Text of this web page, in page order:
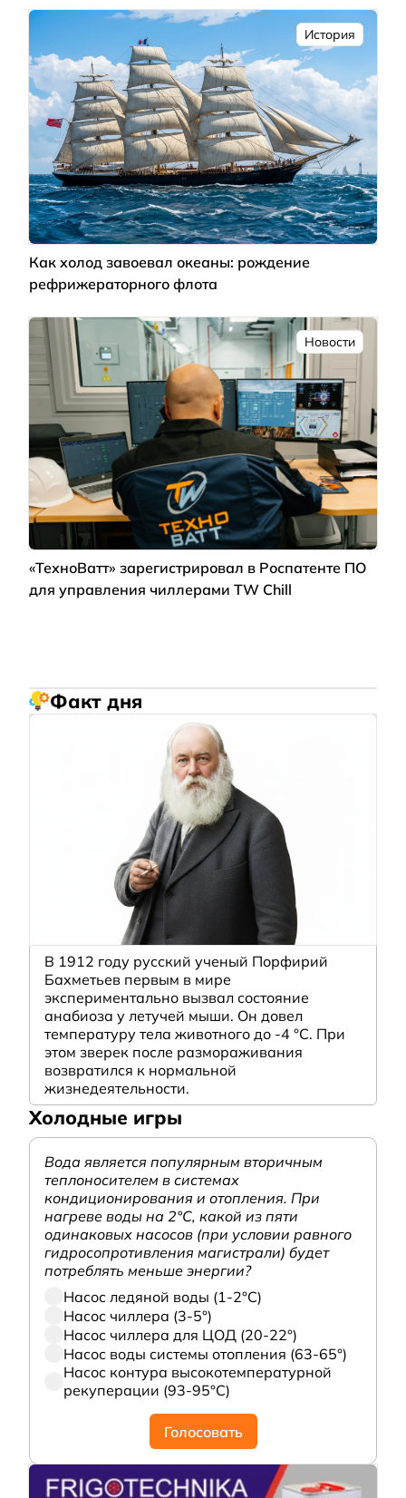
История
Как холод завоевал океаны: рождение
рефрижераторного флота
Новости
«ТехноВатт» зарегистрировал в Роспатенте ПО
для управления чиллерами TW Chill
Факт дня
В 1912 году русский ученый Порфирий
Бахметьев первым в мире
экспериментально вызвал состояние
анабиоза у летучей мыши. Он довел
температуру тела животного до -4 °C. При
этом зверек после размораживания
возвратился к нормальной
жизнедеятельности.
Холодные игры
Вода является популярным вторичным
теплоносителем в системах
кондиционирования и отопления. При
нагреве воды на 2°С, какой из пяти
одинаковых насосов (при условии равного
гидросопротивления магистрали) будет
потреблять меньше энергии?
Насос ледяной воды (1-2°С)
Насос чиллера (3-5°)
Насос чиллера для ЦОД (20-22°)
Насос воды системы отопления (63-65°)
Насос контура высокотемпературной
рекуперации (93-95°С)
Голосовать